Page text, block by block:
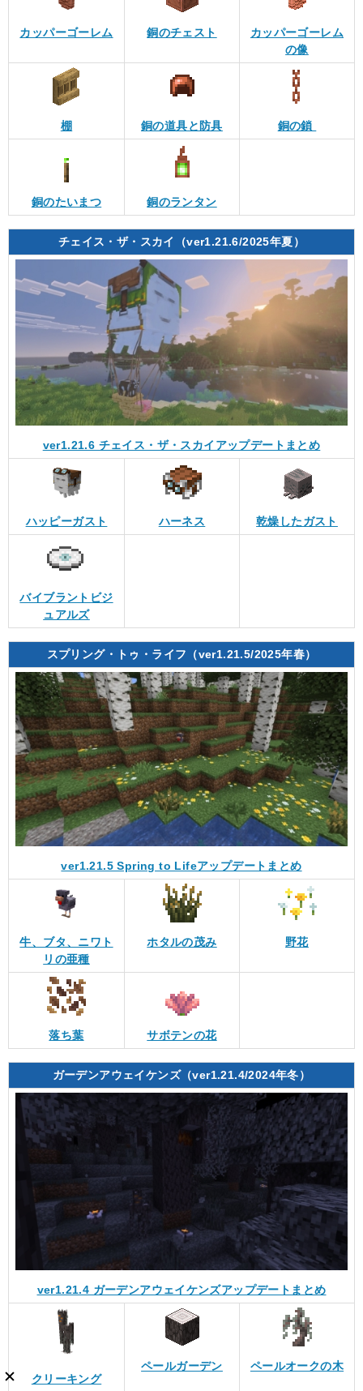
カッパーゴーレム 銅のチェスト
カッパーゴーレム
の像
棚 銅の道具と防具 銅の鎖
銅のたいまつ 銅のランタン
チェイス・ザ・スカイ（ver1.21.6/2025年夏）
ver1.21.6 チェイス・ザ・スカイアップデートまとめ
ハッピーガスト ハーネス 乾燥したガスト
バイブラントビジ
ュアルズ
スプリング・トゥ・ライフ（ver1.21.5/2025年春）
ver1.21.5 Spring to Lifeアップデートまとめ
牛、ブタ、ニワト
リの亜種
ホタルの茂み 野花
落ち葉 サボテンの花
ガーデンアウェイケンズ（ver1.21.4/2024年冬）
ver1.21.4 ガーデンアウェイケンズアップデートまとめ
クリーキング
ペールガーデン ペールオークの木